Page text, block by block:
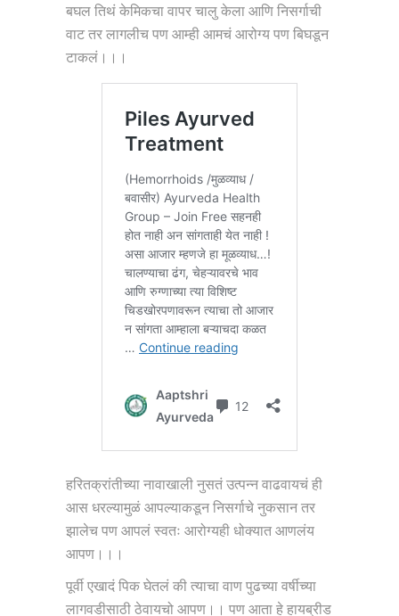
बघल तिथं केमिकचा वापर चालु केला आणि निसर्गाची
वाट तर लागलीच पण आम्ही आमचं आरोग्य पण बिघडून
टाकलं।।।
हरितक्रांतीच्या नावाखाली नुसतं उत्पन्न वाढवायचं ही
आस धरल्यामुळं आपल्याकडून निसर्गाचे नुकसान तर
झालेच पण आपलं स्वतः आरोग्यही धोक्यात आणलंय
आपण।।।
पूर्वी एखादं पिक घेतलं की त्याचा वाण पुढच्या वर्षीच्या
लागवडीसाठी ठेवायचो आपण।। पण आता हे हायब्रीड